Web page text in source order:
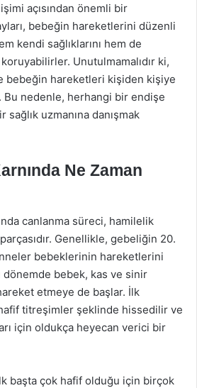
açısından önemli bir
bebeğin hareketlerini düzenli
kendi sağlıklarını hem de
Unutulmamalıdır ki,
bebeğin hareketleri kişiden kişiye
nedenle, herhangi bir endişe
uzmanına danışmak
Ne Zaman
canlanma süreci, hamilelik
Genellikle, gebeliğin 20.
bebeklerinin hareketlerini
dönemde bebek, kas ve sinir
etmeye de başlar. İlk
titreşimler şeklinde hissedilir ve
için oldukça heyecan verici bir
başta çok hafif olduğu için birçok